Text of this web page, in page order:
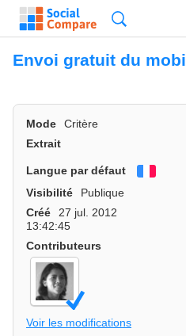
Envoi gratuit du
Mode Critère
Extrait
Langue par défaut
Visibilité
Publique
Créé
27 jul. 2012
13:42:45
Contributeurs
Voir les modifications